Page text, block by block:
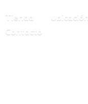
Tienda
Ubicación
Contacto